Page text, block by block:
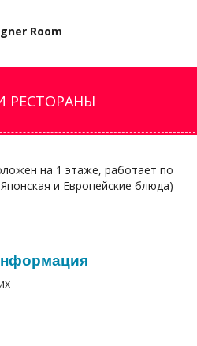
Room
РЕСТОРАНЫ
на 1 этаже, работает по
и Европейские блюда)